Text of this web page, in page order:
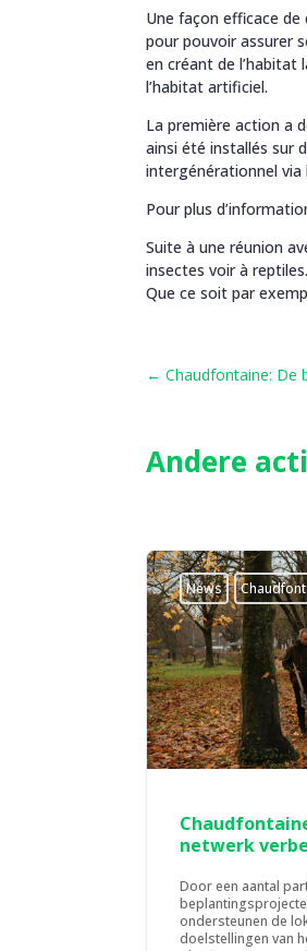
Une façon efficace de
pour pouvoir assurer
en créant de l’habitat
l’habitat artificiel.
La première action a
ainsi été installés sur
intergénérationnel
Pour plus
Suite à une réunion
insectes voir à
Que ce soit par
←Chaudfontaine: De
Andere
News
netwerk
Door een aantal
ondersteunen de
doelstellingen van